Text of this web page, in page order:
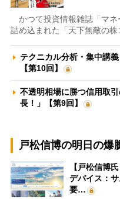
かつて投資情報雑誌「マネ
詰め込まれた「天下無敵の
テクニカル分析・集中講
【第10回】
不透明相場に勝つ信用取
長！」【第9回】
戸松信博の明日の爆
【戸松信博
デバイス：
要…